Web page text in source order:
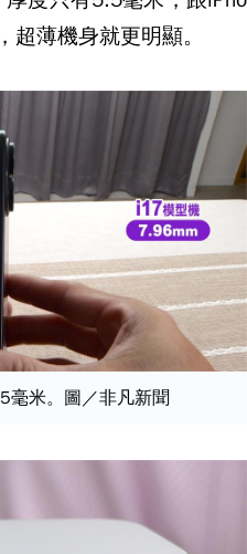
薄機身就更明顯。
毫米。圖／非凡新聞